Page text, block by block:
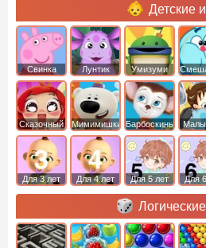
Детские
Свинка
Пеппа
Лунтик Умизуми
Сказочный
патруль
Мимимишки Барбоскины
Для 3 лет Для 4 лет Для 5 лет Для